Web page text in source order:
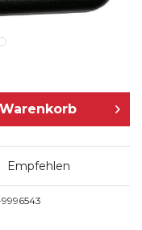
Warenkorb
Empfehlen